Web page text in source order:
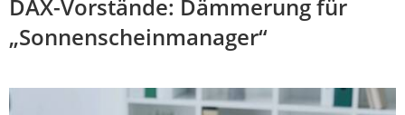
DAX-Vorstände: Dämmerung für
„Sonnenscheinmanager“